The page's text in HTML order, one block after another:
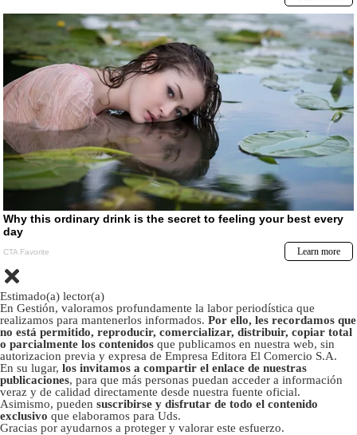
Estimado(a) lector(a)
En Gestión, valoramos profundamente la labor periodística que
realizamos para mantenerlos informados. Por ello, les recordamos que
no está permitido, reproducir, comercializar, distribuir, copiar total
o parcialmente los contenidos que publicamos en nuestra web, sin
autorizacion previa y expresa de Empresa Editora El Comercio S.A.
En su lugar, los invitamos a compartir el enlace de nuestras
publicaciones, para que más personas puedan acceder a información
veraz y de calidad directamente desde nuestra fuente oficial.
Asimismo, pueden suscribirse y disfrutar de todo el contenido
exclusivo que elaboramos para Uds.
Gracias por ayudarnos a proteger y valorar este esfuerzo.